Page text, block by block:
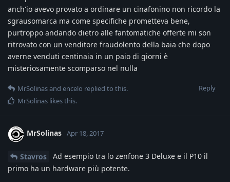
anch'io avevo provato a ordinare un cinafonino non ricordo la
sgrausomarca ma come specifiche prometteva bene,
purtroppo andando dietro alle fantomatiche offerte mi son
ritrovato con un venditore fraudolento della baia che dopo
averne venduti centinaia in un paio di giorni è
misteriosamente scomparso nel nulla
Reply
MrSolinasand encelo replied to this.
MrSolinas likes this.
MrSolinas Apr 18, 2017
Stavros
Ad esempio tra lo zenfone 3 Deluxe e il P10 il
primo ha un hardware più potente.